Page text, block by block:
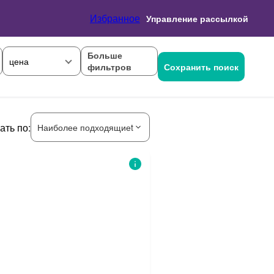
Избранное Управление рассылкой
цена
Больше
фильтров
Сохранить поиск
по: Наиболее подходящиеt